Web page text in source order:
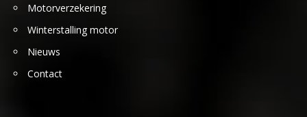
Motorverzekering
Winterstalling motor
Nieuws
Contact